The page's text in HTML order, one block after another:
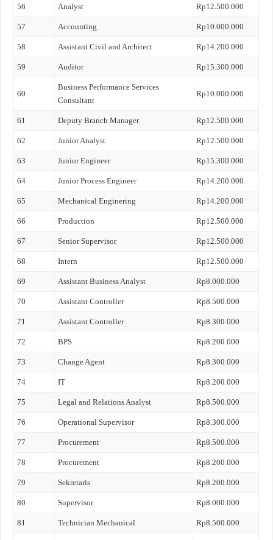
56 Analyst Rp12.500.000
57 Accounting Rp10.000.000
58 Assistant Civil and Architect Rp14.200.000
59 Auditor Rp15.300.000
60
Business Performance Services
Consultant
Rp10.000.000
61 Deputy Branch Manager Rp12.500.000
62 Junior Analyst Rp12.500.000
63 Junior Engineer Rp15.300.000
64 Junior Process Engineer Rp14.200.000
65 Mechanical Enginering Rp14.200.000
66 Production Rp12.500.000
67 Senior Supervisor Rp12.500.000
68 Intern Rp12.500.000
69 Assistant Business Analyst Rp8.000.000
70 Assistant Controller Rp8.500.000
71 Assistant Controller Rp8.300.000
72 BPS Rp8.200.000
73 Change Agent Rp8.300.000
74 IT Rp8.200.000
75 Legal and Relations Analyst Rp8.500.000
76 Operational Supervisor Rp8.300.000
77 Procurement Rp8.500.000
78 Procurement Rp8.200.000
79 Sekretaris Rp8.200.000
80 Supervisor Rp8.000.000
81 Technician Mechanical Rp8.500.000